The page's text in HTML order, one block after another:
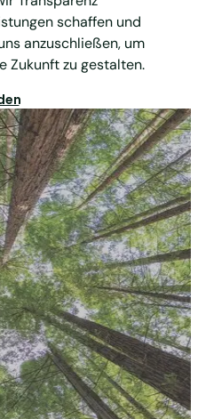
schaffen und
anzuschließen, um
Zukunft zu gestalten.